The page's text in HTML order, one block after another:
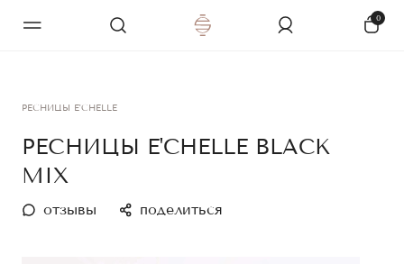
0
РЕСНИЦЫ E'CHELLE
РЕСНИЦЫ E'CHELLE BLACK
MIX
отзывы поделиться